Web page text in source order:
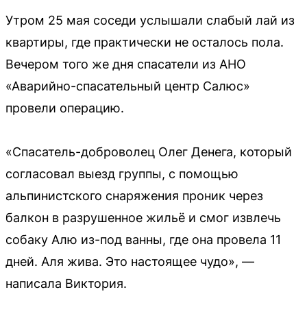
Утром 25 мая соседи услышали слабый лай из
квартиры, где практически не осталось пола.
Вечером того же дня спасатели из АНО
«Аварийно-спасательный центр Салюс»
провели операцию.
«Спасатель-доброволец Олег Денега, который
согласовал выезд группы, с помощью
альпинистского снаряжения проник через
балкон в разрушенное жильё и смог извлечь
собаку Алю из-под ванны, где она провела 11
дней. Аля жива. Это настоящее чудо», —
написала Виктория.